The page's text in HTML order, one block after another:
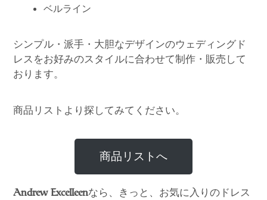
ベルライン
シンプル・派手・大胆なデザインのウェディングド
レスをお好みのスタイルに合わせて制作・販売して
おります。
商品リストより探してみてください。
商品リストへ
Andrew Excelleenなら、きっと、お気に入りのドレス